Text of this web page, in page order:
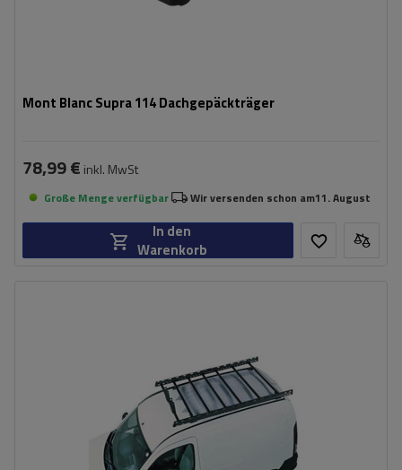
Mont Blanc Supra 114 Dachgepäckträger
78,99 € inkl. MwSt
Große Menge verfügbar Wir versenden schon am11. August
In den
Warenkorb
duża powierzchnia ładunkowa
stalowa konstrukcja